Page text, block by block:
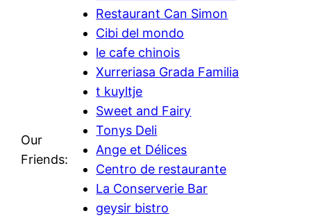
Our
Friends:
Restaurant Can Simon
Cibi del mondo
le cafe chinois
Xurreriasa Grada Familia
t kuyltje
Sweet and Fairy
Tonys Deli
Ange et Délices
Centro de restaurante
La Conserverie Bar
geysir bistro